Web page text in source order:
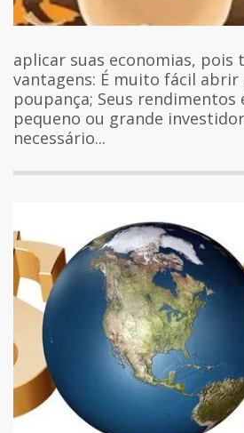
aplicar suas economias, pois
vantagens: É muito fácil abrir
poupança; Seus rendimentos
pequeno ou grande
necessário...